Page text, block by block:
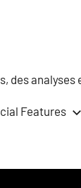
des
Features